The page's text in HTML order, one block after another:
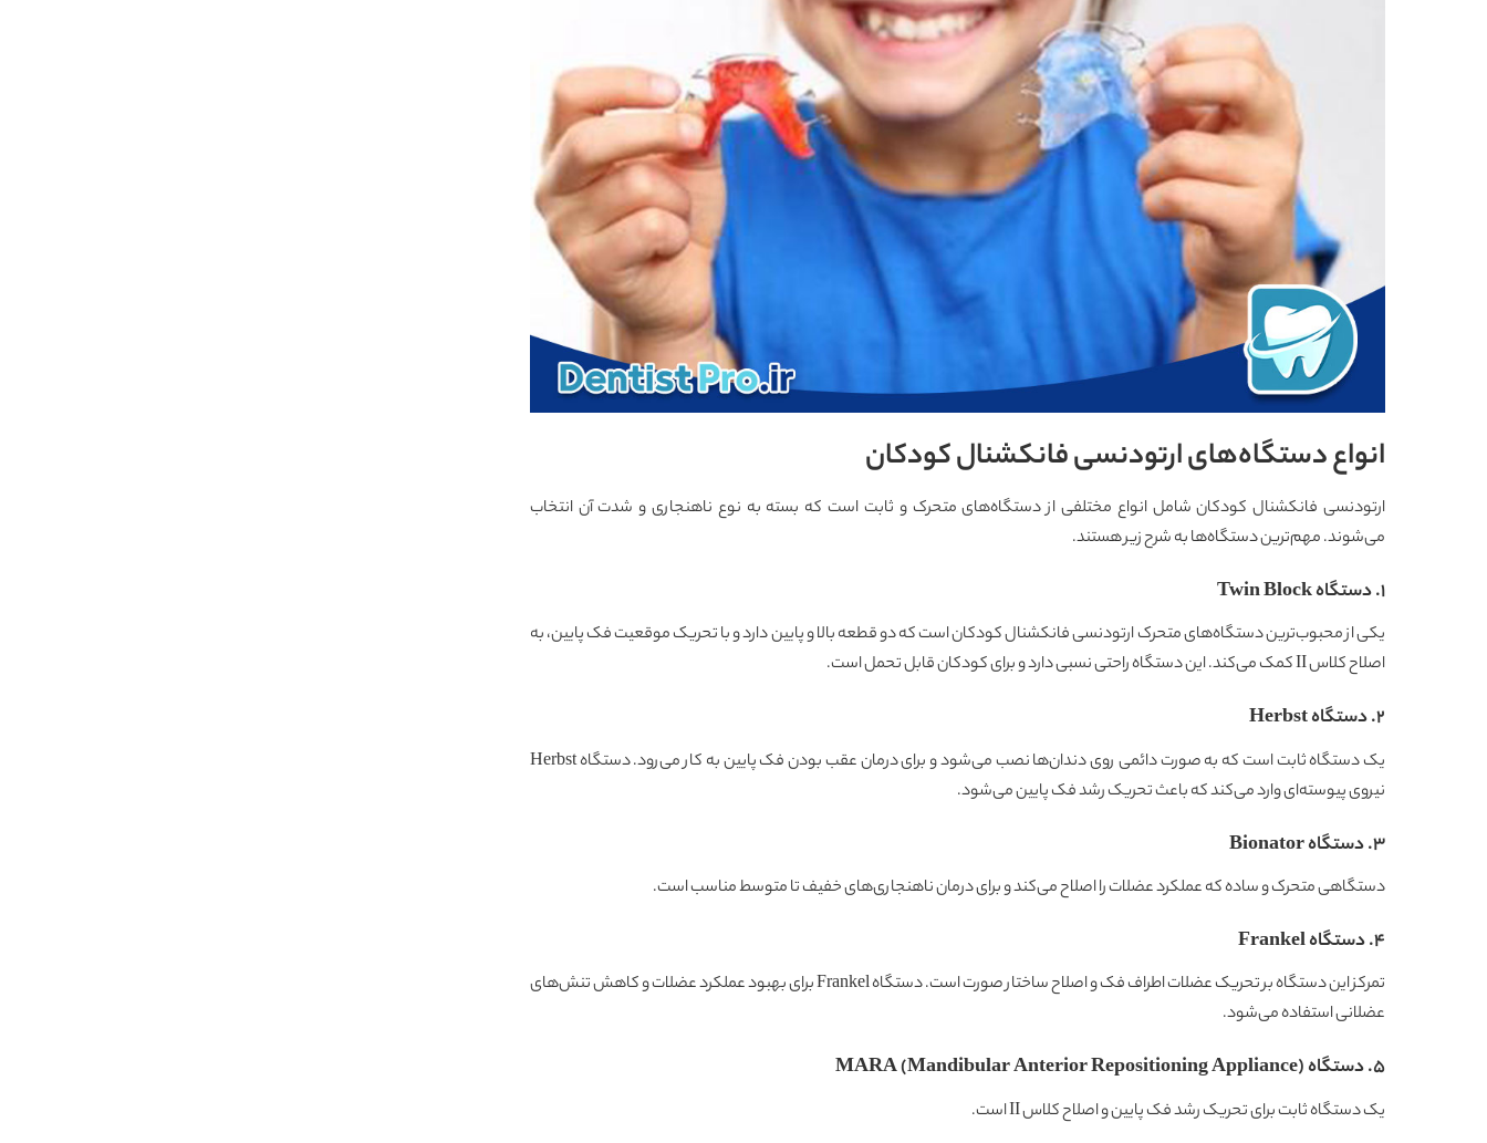
انواع دستگاه‌های ارتودنسی فانکشنال کودکان
ارتودنسی فانکشنال کودکان شامل انواع مختلفی از دستگاه‌های متحرک و ثابت است که بسته به نوع ناهنجاری و شدت آن انتخاب
می‌شوند. مهم‌ترین دستگاه‌ها به شرح زیر هستند.
1. دستگاه Twin Block
یکی از محبوب‌ترین دستگاه‌های متحرک ارتودنسی فانکشنال کودکان است که دو قطعه بالا و پایین دارد و با تحریک موقعیت فک پایین، به
اصلاح کلاس II کمک می‌کند. این دستگاه راحتی نسبی دارد و برای کودکان قابل تحمل است.
2. دستگاه Herbst
یک دستگاه ثابت است که به صورت دائمی روی دندان‌ها نصب می‌شود و برای درمان عقب بودن فک پایین به کار می‌رود. دستگاه Herbst
نیروی پیوسته‌ای وارد می‌کند که باعث تحریک رشد فک پایین می‌شود.
3. دستگاه Bionator
دستگاهی متحرک و ساده که عملکرد عضلات را اصلاح می‌کند و برای درمان ناهنجاری‌های خفیف تا متوسط مناسب است.
4. دستگاه Frankel
تمرکز این دستگاه بر تحریک عضلات اطراف فک و اصلاح ساختار صورت است. دستگاه Frankel برای بهبود عملکرد عضلات و کاهش تنش‌های
عضلانی استفاده می‌شود.
5. دستگاه MARA (Mandibular Anterior Repositioning Appliance)
یک دستگاه ثابت برای تحریک رشد فک پایین و اصلاح کلاس II است.